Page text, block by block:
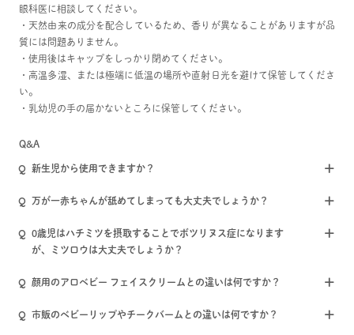
眼科医に相談してください。
・天然由来の成分を配合しているため、香りが異なることがありますが品
質には問題ありません。
・使用後はキャップをしっかり閉めてください。
・高温多湿、または極端に低温の場所や直射日光を避けて保管してくださ
い。
・乳幼児の手の届かないところに保管してください。
Q&A
新生児から使用できますか？
万が一赤ちゃんが舐めてしまっても大丈夫でしょうか？
0歳児はハチミツを摂取することでボツリヌス症になります
が、ミツロウは大丈夫でしょうか？
顔用のアロベビー フェイスクリームとの違いは何ですか？
市販のベビーリップやチークバームとの違いは何ですか？